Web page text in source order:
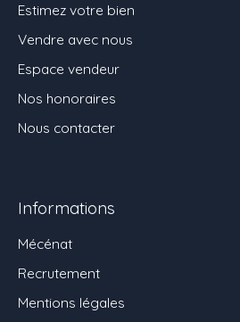
Estimez votre bien
Vendre avec nous
Espace vendeur
Nos honoraires
Nous contacter
Informations
Mécénat
Recrutement
Mentions légales